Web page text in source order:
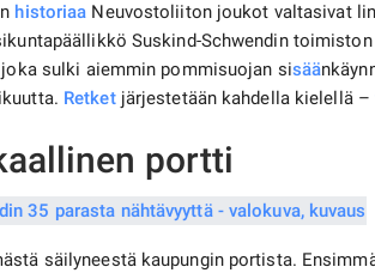
historiaa Neuvostoliiton joukot valtasivat
Suskind-Schwendin
sulki aiemmin pommisuojan sisää
Retketjärjestetään kahdella kielellä –
portti
säilyneestä kaupungin portista.